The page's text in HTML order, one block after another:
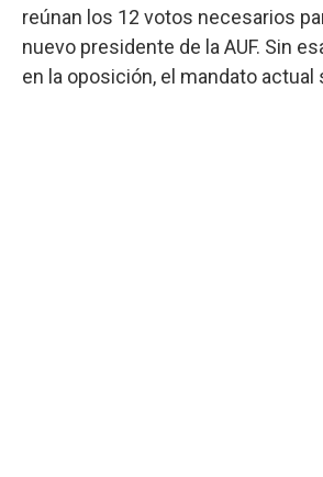
reúnan los 12 votos necesarios
nuevo presidente de la AUF. Sin
en la oposición, el mandato actual